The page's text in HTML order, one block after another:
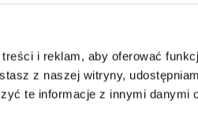
i reklam, aby oferować
z naszej witryny,
te informacje z innymi danymi